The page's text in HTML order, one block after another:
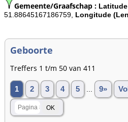
Gemeente/Graafschap :
51.88645167186759, Longitude
Geboorte
Treffers 1 t/m 50 van 411
1 2 3 4 5 9»